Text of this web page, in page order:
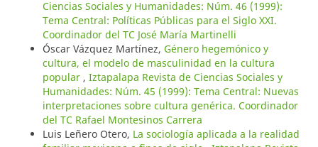
Ciencias Sociales y Humanidades: Núm. 46 (1999):
Tema Central: Políticas Públicas para el Siglo XXI.
Coordinador del TC José María Martinelli
Óscar Vázquez Martínez, Género hegemónico y
cultura, el modelo de masculinidad en la cultura
popular , Iztapalapa Revista de Ciencias Sociales y
Humanidades: Núm. 45 (1999): Tema Central: Nuevas
interpretaciones sobre cultura genérica. Coordinador
del TC Rafael Montesinos Carrera
Luis Leñero Otero, La sociología aplicada a la realidad